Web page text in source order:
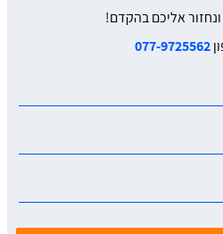
ונחזור אליכם בהקדם!
077-9725562